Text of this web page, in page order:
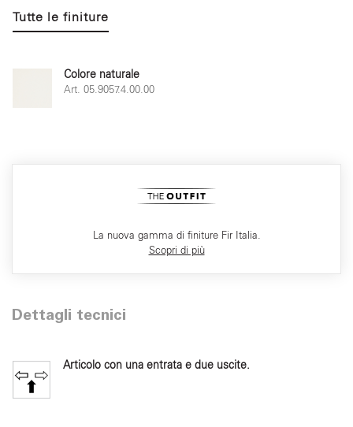
Tutte le finiture
Colore naturale
Art. 05.9057.4.00.00
La nuova gamma di finiture Fir Italia.
Scopri di più
Dettagli tecnici
Articolo con una entrata e due uscite.